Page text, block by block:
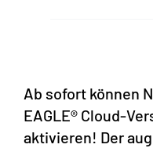
Ab sofort können
EAGLE® Cloud-
aktivieren! Der